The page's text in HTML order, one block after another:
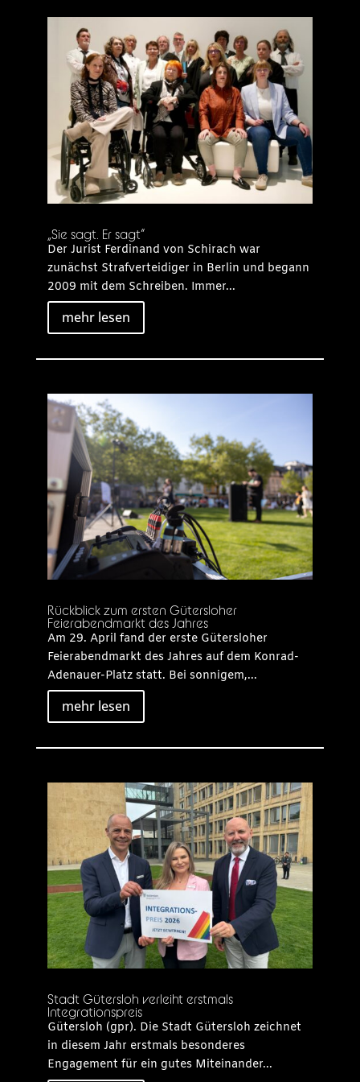
„Sie sagt. Er sagt“
Der Jurist Ferdinand von Schirach war
zunächst Strafverteidiger in Berlin und begann
2009 mit dem Schreiben. Immer...
mehr lesen
Rückblick zum ersten Gütersloher
Feierabendmarkt des Jahres
Am 29. April fand der erste Gütersloher
Feierabendmarkt des Jahres auf dem Konrad-
Adenauer-Platz statt. Bei sonnigem,...
mehr lesen
Stadt Gütersloh verleiht erstmals
Integrationspreis
Gütersloh (gpr). Die Stadt Gütersloh zeichnet
in diesem Jahr erstmals besonderes
Engagement für ein gutes Miteinander...